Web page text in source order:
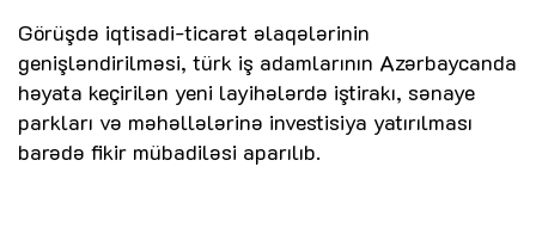
Görüşdə iqtisadi-ticarət əlaqələrinin
genişləndirilməsi, türk iş adamlarının Azərbaycanda
həyata keçirilən yeni layihələrdə iştirakı, sənaye
parkları və məhəllələrinə investisiya yatırılması
barədə fikir mübadiləsi aparılıb.